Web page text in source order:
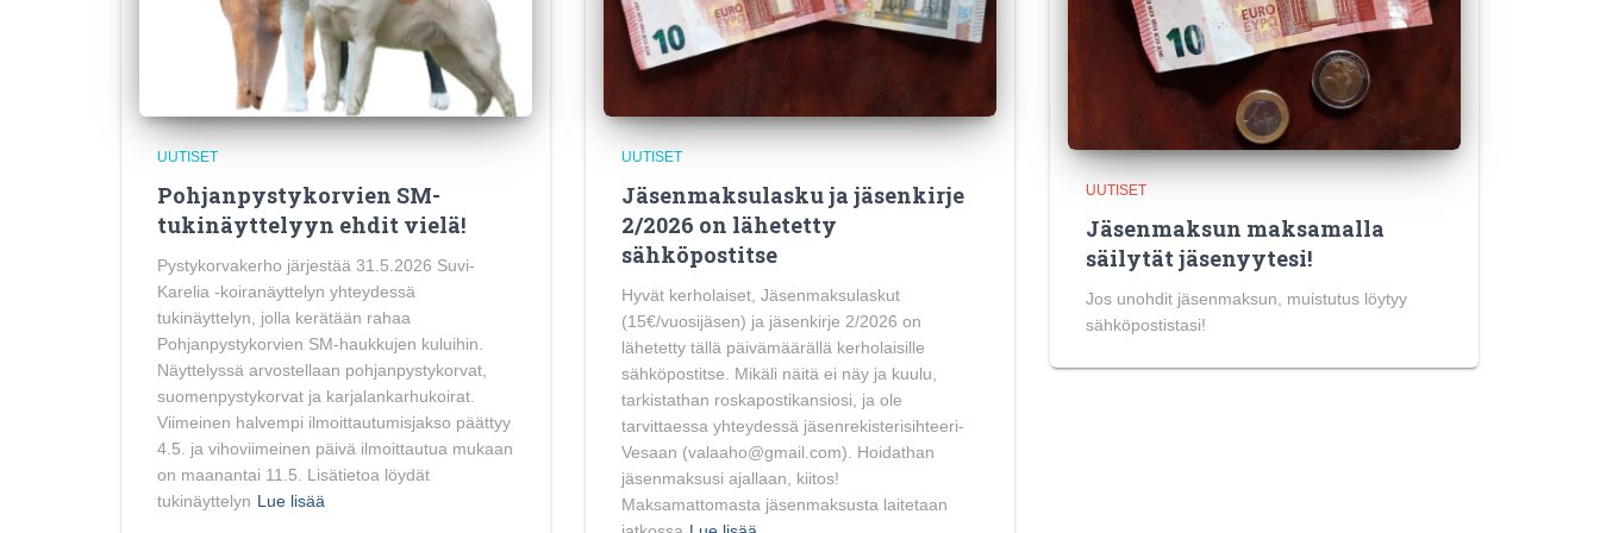
UUTISET
Pohjanpystykorvien SM-
tukinäyttelyyn ehdit vielä!
Pystykorvakerho järjestää 31.5.2026 Suvi-
Karelia -koiranäyttelyn yhteydessä
tukinäyttelyn, jolla kerätään rahaa
Pohjanpystykorvien SM-haukkujen kuluihin.
Näyttelyssä arvostellaan pohjanpystykorvat,
suomenpystykorvat ja karjalankarhukoirat.
Viimeinen halvempi ilmoittautumisjakso päättyy
4.5. ja vihoviimeinen päivä ilmoittautua mukaan
on maanantai 11.5. Lisätietoa löydät
tukinäyttelyn Lue lisää
UUTISET
Jäsenmaksulasku ja jäsenkirje
2/2026 on lähetetty
sähköpostitse
Hyvät kerholaiset, Jäsenmaksulaskut
(15€/vuosijäsen) ja jäsenkirje 2/2026 on
lähetetty tällä päivämäärällä kerholaisille
sähköpostitse. Mikäli näitä ei näy ja kuulu,
tarkistathan roskapostikansiosi, ja ole
tarvittaessa yhteydessä jäsenrekisterisihteeri-
Vesaan (valaaho@gmail.com). Hoidathan
jäsenmaksusi ajallaan, kiitos!
Maksamattomasta jäsenmaksusta laitetaan
UUTISET
Jäsenmaksun maksamalla
säilytät jäsenyytesi!
Jos unohdit jäsenmaksun, muistutus löytyy
sähköpostistasi!